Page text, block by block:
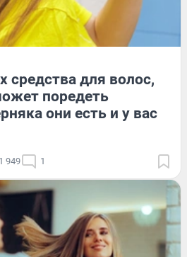
средства для волос,
поредеть
они есть и у вас
1 949 1